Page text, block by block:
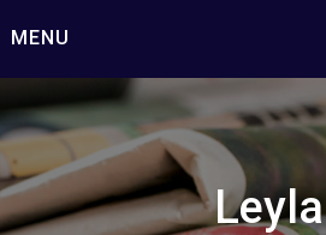
toMENU
Leyla